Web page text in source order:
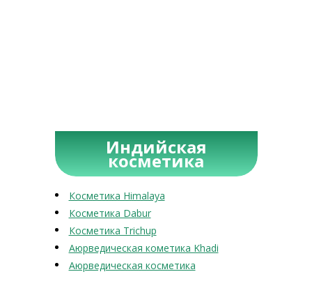
Индийская
косметика
Косметика Himalaya
Косметика Dabur
Косметика Trichup
Аюрведическая кометика Khadi
Аюрведическая косметика